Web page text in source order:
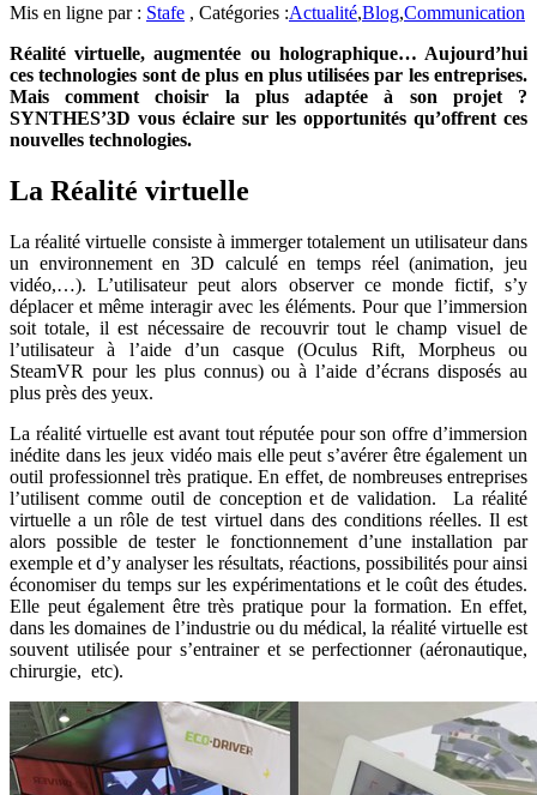
Mis en ligne par : Stafe , Catégories :Actualité,Blog,Communication
Réalité virtuelle, augmentée ou holographique… Aujourd’hui
ces technologies sont de plus en plus utilisées par les entreprises.
Mais comment choisir la plus adaptée à son projet ?
SYNTHES’3D vous éclaire sur les opportunités qu’offrent ces
nouvelles technologies.
La Réalité virtuelle
La réalité virtuelle consiste à immerger totalement un utilisateur dans
un environnement en 3D calculé en temps réel (animation, jeu
vidéo,…). L’utilisateur peut alors observer ce monde fictif, s’y
déplacer et même interagir avec les éléments. Pour que l’immersion
soit totale, il est nécessaire de recouvrir tout le champ visuel de
l’utilisateur à l’aide d’un casque (Oculus Rift, Morpheus ou
SteamVR pour les plus connus) ou à l’aide d’écrans disposés au
plus près des yeux.
La réalité virtuelle est avant tout réputée pour son offre d’immersion
inédite dans les jeux vidéo mais elle peut s’avérer être également un
outil professionnel très pratique. En effet, de nombreuses entreprises
l’utilisent comme outil de conception et de validation. La réalité
virtuelle a un rôle de test virtuel dans des conditions réelles. Il est
alors possible de tester le fonctionnement d’une installation par
exemple et d’y analyser les résultats, réactions, possibilités pour ainsi
économiser du temps sur les expérimentations et le coût des études.
Elle peut également être très pratique pour la formation. En effet,
dans les domaines de l’industrie ou du médical, la réalité virtuelle est
souvent utilisée pour s’entrainer et se perfectionner (aéronautique,
chirurgie, etc).